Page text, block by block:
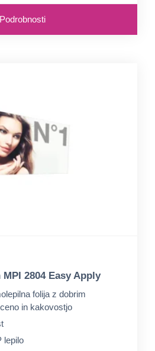
Podrobnosti
2804 Easy Apply
folija z dobrim
in kakovostjo
lepilo